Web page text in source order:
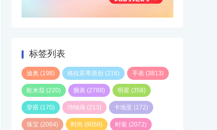
标签列表
迪奥 (198) 格拉苏蒂原创 (216) 手表 (3813)
欧米茄 (220) 腕表 (2788) 明星 (358)
穿搭 (170) 沛纳海 (213) 卡地亚 (172)
珠宝 (2064) 时尚 (9059) 时装 (2072)